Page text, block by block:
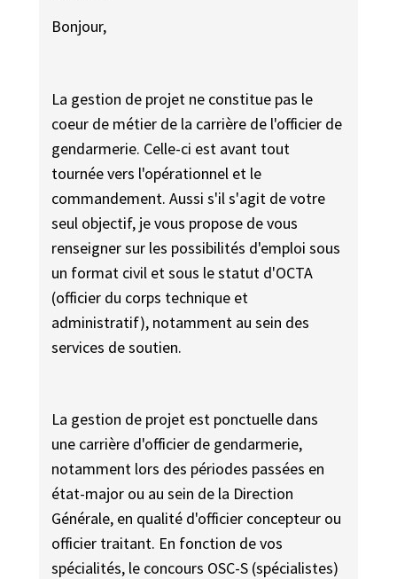
Bonjour,
La gestion de projet ne constitue pas le
coeur de métier de la carrière de l'officier de
gendarmerie. Celle-ci est avant tout
tournée vers l'opérationnel et le
commandement. Aussi s'il s'agit de votre
seul objectif, je vous propose de vous
renseigner sur les possibilités d'emploi sous
un format civil et sous le statut d'OCTA
(officier du corps technique et
administratif), notamment au sein des
services de soutien.
La gestion de projet est ponctuelle dans
une carrière d'officier de gendarmerie,
notamment lors des périodes passées en
état-major ou au sein de la Direction
Générale, en qualité d'officier concepteur ou
officier traitant. En fonction de vos
spécialités, le concours OSC-S (spécialistes)